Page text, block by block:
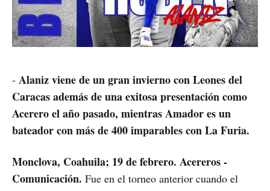
- Alaniz viene de un gran invierno con Leones del
Caracas además de una exitosa presentación como
Acerero el año pasado, mientras Amador es un
bateador con más de 400 imparables con La Furia.
Monclova, Coahuila; 19 de febrero. Acereros -
Comunicación. Fue en el torneo anterior cuando el